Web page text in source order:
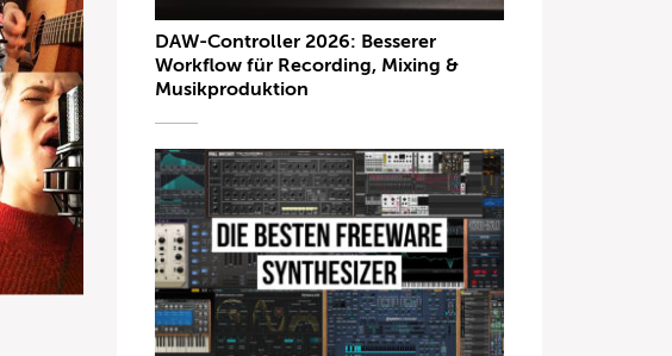
DAW-Controller 2026: Besserer
Workflow für Recording, Mixing &
Musikproduktion